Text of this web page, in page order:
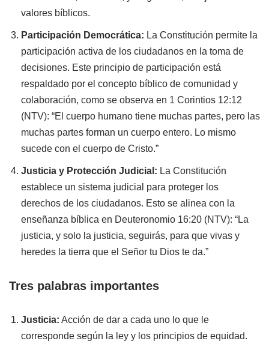
valores bíblicos.
Participación Democrática: La Constitución permite la
participación activa de los ciudadanos en la toma de
decisiones. Este principio de participación está
respaldado por el concepto bíblico de comunidad y
colaboración, como se observa en 1 Corintios 12:12
(NTV): “El cuerpo humano tiene muchas partes, pero las
muchas partes forman un cuerpo entero. Lo mismo
sucede con el cuerpo de Cristo.”
Justicia y Protección Judicial: La Constitución
establece un sistema judicial para proteger los
derechos de los ciudadanos. Esto se alinea con la
enseñanza bíblica en Deuteronomio 16:20 (NTV): “La
justicia, y solo la justicia, seguirás, para que vivas y
heredes la tierra que el Señor tu Dios te da.”
Tres palabras importantes
Justicia: Acción de dar a cada uno lo que le
corresponde según la ley y los principios de equidad.